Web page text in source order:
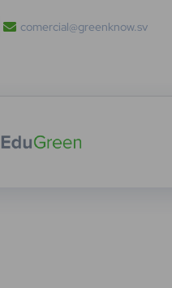
comercial@greenknow.sv